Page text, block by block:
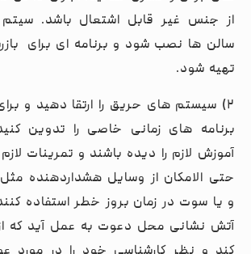
از جنس غیر قابل اشتعال باشد.
سالن ها نصب شود و برنامه ای برای
تهیه شود.
۲) سیستم های حریق را ارتقا دهید و
برنامه های زمانی خاصی را تدوین
آموزش لازم را دیده باشند و تمرینات
حتی الامکان از وسایل هشداردهنده
و یا سوت در زمان بروز خطر استفاده
آتش نشانی محل دعوت به عمل آید که